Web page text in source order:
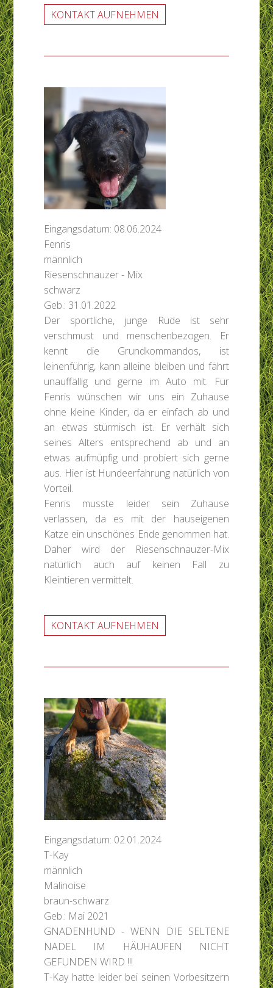
KONTAKT AUFNEHMEN
Eingangsdatum: 08.06.2024
Fenris
männlich
Riesenschnauzer - Mix
schwarz
Geb.: 31.01.2022
Der sportliche, junge Rüde ist sehr
verschmust und menschenbezogen. Er
kennt die Grundkommandos, ist
leinenführig, kann alleine bleiben und fährt
unauffällig und gerne im Auto mit. Für
Fenris wünschen wir uns ein Zuhause
ohne kleine Kinder, da er einfach ab und
an etwas stürmisch ist. Er verhält sich
seines Alters entsprechend ab und an
etwas aufmüpfig und probiert sich gerne
aus. Hier ist Hundeerfahrung natürlich von
Vorteil.
Fenris musste leider sein Zuhause
verlassen, da es mit der hauseigenen
Katze ein unschönes Ende genommen hat.
Daher wird der Riesenschnauzer-Mix
natürlich auch auf keinen Fall zu
Kleintieren vermittelt.
KONTAKT AUFNEHMEN
Eingangsdatum: 02.01.2024
T-Kay
männlich
Malinoise
braun-schwarz
Geb.: Mai 2021
GNADENHUND - WENN DIE SELTENE
NADEL IM HÄUHAUFEN NICHT
GEFUNDEN WIRD !!!
T-Kay hatte leider bei seinen Vorbesitzern